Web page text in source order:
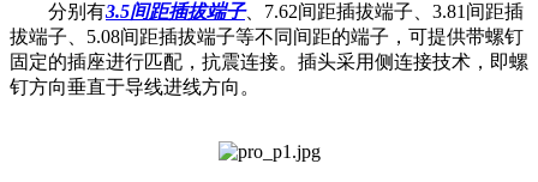
分别有3.5间距插拔端子、7.62间距插拔端子、3.81间距插
拔端子、5.08间距插拔端子等不同间距的端子，可提供带螺钉
固定的插座进行匹配，抗震连接。插头采用侧连接技术，即螺
钉方向垂直于导线进线方向。